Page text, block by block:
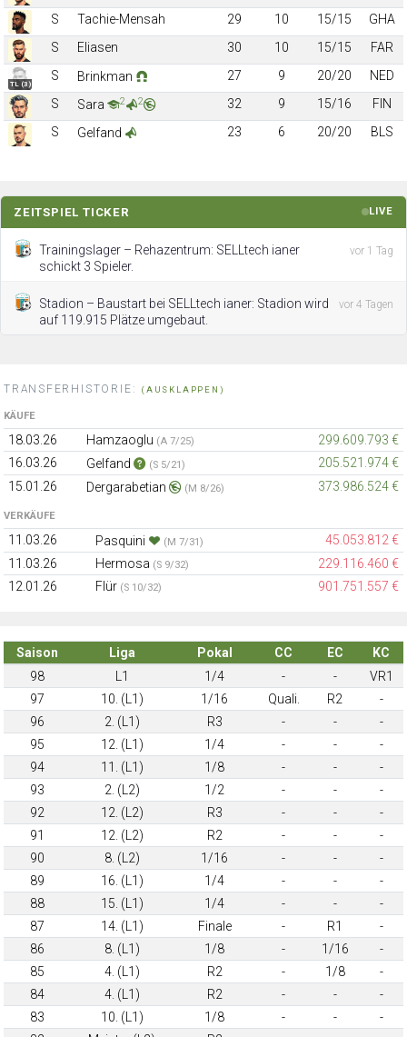
S
Tachie-Mensah 29 10 15/15
GHA
S
Eliasen 30 10 15/15 FAR
TL (3)
S Brinkman 27 9 20/20
NED
S
Sara 2 2 32 9 15/16
FIN
S
Gelfand 23 6 20/20 BLS
ZEITSPIEL TICKER LIVE
Trainingslager – Rehazentrum: SELLtech ianer
schickt 3 Spieler.
vor 1 Tag
Stadion – Baustart bei SELLtech ianer: Stadion wird
auf 119.915 Plätze umgebaut.
vor 4 Tagen
TRANSFERHISTORIE: (AUSKLAPPEN)
KÄUFE
18.03.26 Hamzaoglu (A 7/25)
299.609.793 €
16.03.26
Gelfand (S 5/21)
205.521.974 €
15.01.26
Dergarabetian (M 8/26) 373.986.524 €
VERKÄUFE
11.03.26 Pasquini (M 7/31)
45.053.812 €
11.03.26
Hermosa (S 9/32)
229.116.460 €
12.01.26
Flür (S 10/32) 901.751.557 €
Saison Liga Pokal CC EC
KC
98
L1 1/4 - -
VR1
97
10. (L1) 1/16 Quali. R2
-
96
2. (L1) R3 - -
-
95
12. (L1) 1/4 - -
-
94
11. (L1) 1/8 - -
-
93
2. (L2) 1/2 - -
-
92
12. (L2) R3 - -
-
91
12. (L2) R2 - -
-
90
8. (L2) 1/16 - -
-
89
16. (L1) 1/4 - -
-
88
15. (L1) 1/4 - -
-
87
14. (L1) Finale - R1
-
86
8. (L1) 1/8 - 1/16
-
85
4. (L1) R2 - 1/8
-
84
4. (L1) R2 - -
-
83
10. (L1) 1/8 - -
-